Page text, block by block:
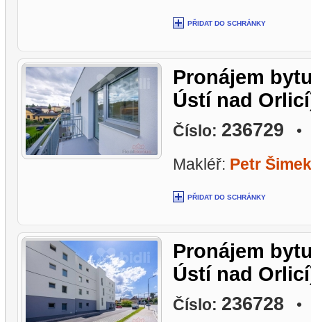
PŘIDAT DO SCHRÁNKY
Pronájem
Ústí nad
Číslo: 236729 •
Makléř: Petr Šimek
PŘIDAT DO SCHRÁNKY
Pronájem
Ústí nad
Číslo: 236728 •